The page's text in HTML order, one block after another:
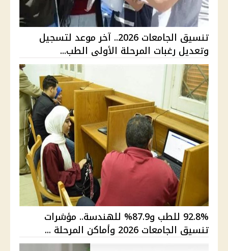
تنسيق الجامعات 2026.. آخر موعد لتسجيل
وتعديل رغبات المرحلة الأولى الطب...
92.8% للطب و87.9% للهندسة.. مؤشرات
تنسيق الجامعات 2026 وأماكن المرحلة ...